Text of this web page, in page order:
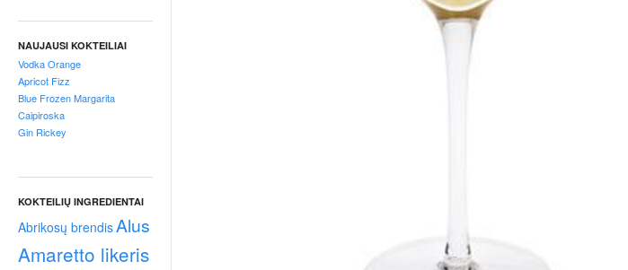
NAUJAUSI KOKTEILIAI
Vodka Orange
Apricot Fizz
Blue Frozen Margarita
Caipiroska
Gin Rickey
KOKTEILIŲ INGREDIENTAI
Abrikosų brendisAlus
Amaretto likeris